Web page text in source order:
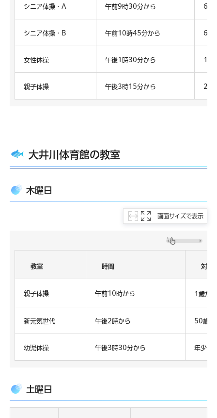
シニア体操・A 午前9時30分から 65
シニア体操・B 午前10時45分から 65
女性体操 午後1時30分から 18
親子体操 午後3時15分から 2歳
大井川体育館の教室
木曜日
画面サイズで表示
教室 時間 対象
親子体操 午前10時から 1歳か
新元気世代 午後2時から 50歳以
幼児体操 午後3時30分から 年少・
土曜日